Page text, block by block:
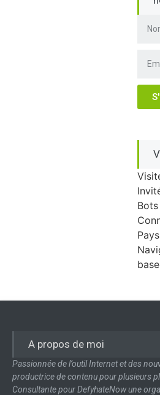
A propos de moi
Passionnée de l’outil Internet et des
productrice de contenu pour plusieurs
Consultante pour DefyhateNow une